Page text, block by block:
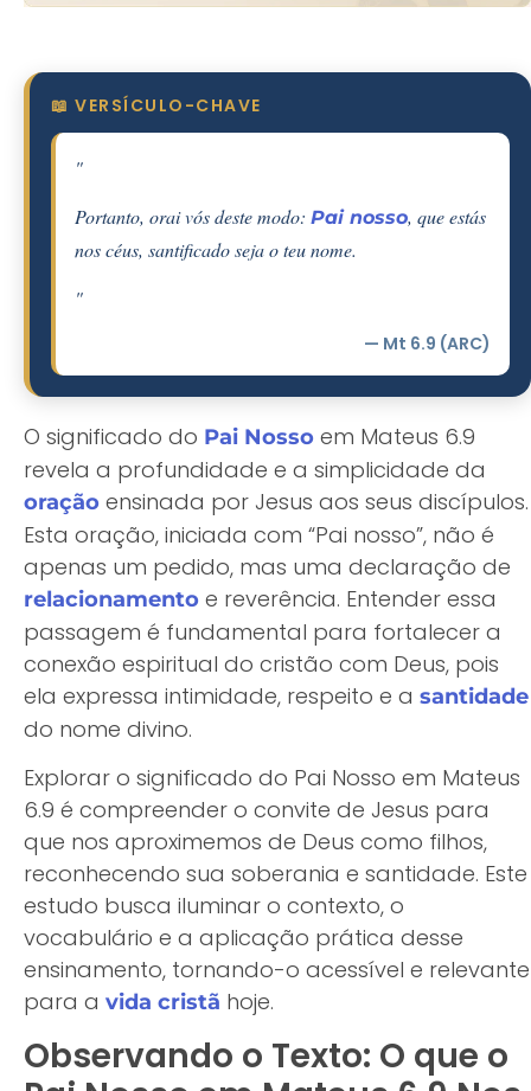
📖 VERSÍCULO-CHAVE
"
Portanto, orai vós deste modo: Pai nosso, que estás
nos céus, santificado seja o teu nome.
"
— Mt 6.9 (ARC)
O significado do Pai Nosso em Mateus 6.9
revela a profundidade e a simplicidade da
oração ensinada por Jesus aos seus discípulos.
Esta oração, iniciada com “Pai nosso”, não é
apenas um pedido, mas uma declaração de
relacionamento e reverência. Entender essa
passagem é fundamental para fortalecer a
conexão espiritual do cristão com Deus, pois
ela expressa intimidade, respeito e a santidade
do nome divino.
Explorar o significado do Pai Nosso em Mateus
6.9 é compreender o convite de Jesus para
que nos aproximemos de Deus como filhos,
reconhecendo sua soberania e santidade. Este
estudo busca iluminar o contexto, o
vocabulário e a aplicação prática desse
ensinamento, tornando-o acessível e relevante
para a vida cristã hoje.
Observando o Texto: O que o